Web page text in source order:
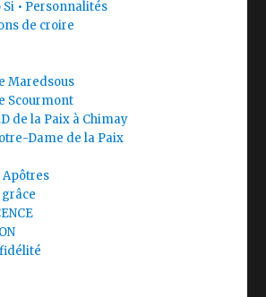
Si • Personnalités
de croire
Maredsous
Scourmont
de la Paix à Chimay
Dame de la Paix
Apôtres